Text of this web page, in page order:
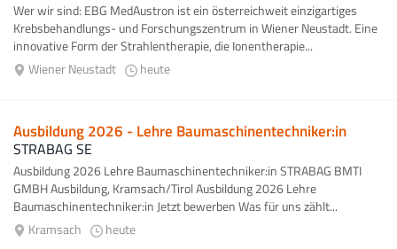
Wer wir sind: EBG MedAustron ist ein österreichweit einzigartiges
Krebsbehandlungs- und Forschungszentrum in Wiener Neustadt. Eine
innovative Form der Strahlentherapie, die Ionentherapie...
Wiener Neustadt
heute
Ausbildung 2026 - Lehre Baumaschinentechniker:in
STRABAG SE
Ausbildung 2026 Lehre Baumaschinentechniker:in STRABAG BMTI
GMBH Ausbildung, Kramsach/Tirol Ausbildung 2026 Lehre
Baumaschinentechniker:in Jetzt bewerben Was für uns zählt...
Kramsach
heute